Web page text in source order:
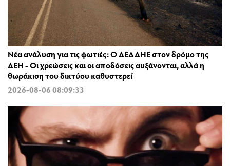
Νέα ανάλυση για τις φωτιές: Ο ΔΕΔΔΗΕ στον δρόμο της
ΔΕΗ - Οι χρεώσεις και οι αποδόσεις αυξάνονται, αλλά η
θωράκιση του δικτύου καθυστερεί
2026-08-06 08:09:33